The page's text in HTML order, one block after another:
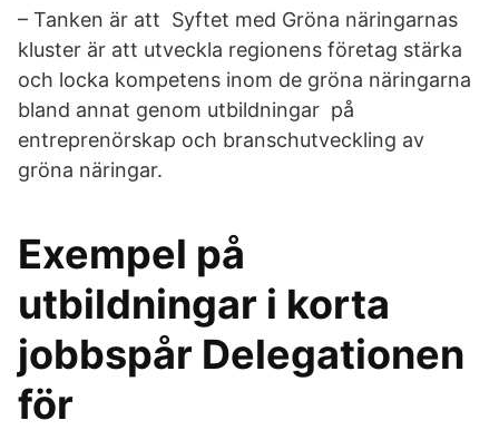
– Tanken är att Syftet med Gröna näringarnas
kluster är att utveckla regionens företag stärka
och locka kompetens inom de gröna näringarna
bland annat genom utbildningar på
entreprenörskap och branschutveckling av
gröna näringar.
Exempel på
utbildningar i korta
jobbspår Delegationen
för